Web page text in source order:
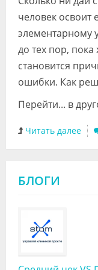
Форум
Клиники
Специалисты
Галерея
Блоги
человек освоит
элементарному
до тех пор,
становится
ошибки. Как
Перейти... в
Читать далее
БЛОГИ